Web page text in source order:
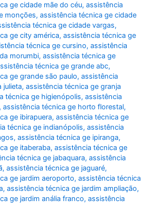
ge cidade mãe do céu,assistência
monções,assistência técnica ge cidade
técnica ge cidade vargas,
ge city américa,assistência técnica ge
técnica ge cursino,assistência
morumbi,assistência técnica ge
técnica ge grande abc,
ge grande são paulo,assistência
julieta,assistência técnica ge granja
técnica ge higienópolis,assistência
,assistência técnica ge horto florestal,
ge ibirapuera,assistência técnica ge
técnica ge indianópolis,assistência
,assistência técnica ge ipiranga,
ge itaberaba,assistência técnica ge
técnica ge jabaquara,assistência
,assistência técnica ge jaguaré,
ge jardim aeroporto,assistência técnica
,assistência técnica ge jardim ampliação,
ge jardim anália franco,assistência